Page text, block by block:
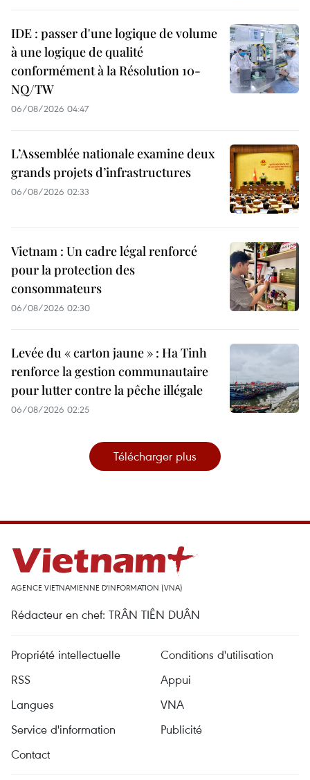
IDE : passer d'une logique de volume
à une logique de qualité
conformément à la Résolution 10-
NQ/TW
06/08/2026 04:47
L’Assemblée nationale examine deux
grands projets d’infrastructures
06/08/2026 02:33
Vietnam : Un cadre légal renforcé
pour la protection des
consommateurs
06/08/2026 02:30
Levée du « carton jaune » : Ha Tinh
renforce la gestion communautaire
pour lutter contre la pêche illégale
06/08/2026 02:25
Télécharger plus
AGENCE VIETNAMIENNE D'INFORMATION (VNA)
Rédacteur en chef: TRÂN TIÊN DUÂN
Propriété intellectuelle
Conditions d'utilisation
RSS
Appui
Langues
VNA
Service d'information
Publicité
Contact